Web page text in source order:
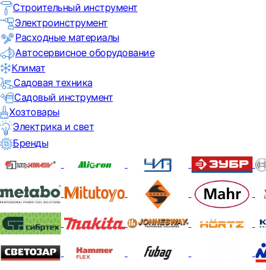
Строительный инструмент
Электроинструмент
Расходные материалы
Автосервисное оборудование
Климат
Садовая техника
Садовый инструмент
Хозтовары
Электрика и свет
Бренды